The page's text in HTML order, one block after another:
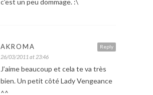
c’est un peu dommage. :\
Reply
AKROMA
26/03/2011 at 23:46
J’aime beaucoup et cela te va très
bien. Un petit côté Lady Vengeance
^^